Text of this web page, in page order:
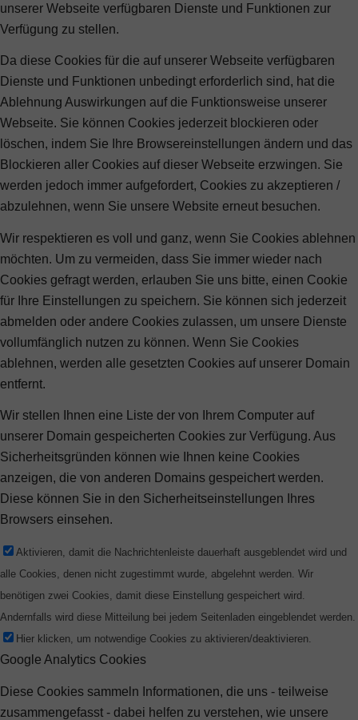
unserer Webseite verfügbaren Dienste und Funktionen zur
Verfügung zu stellen.
Da diese Cookies für die auf unserer Webseite verfügbaren
Dienste und Funktionen unbedingt erforderlich sind, hat die
Ablehnung Auswirkungen auf die Funktionsweise unserer
Webseite. Sie können Cookies jederzeit blockieren oder
löschen, indem Sie Ihre Browsereinstellungen ändern und das
Blockieren aller Cookies auf dieser Webseite erzwingen. Sie
werden jedoch immer aufgefordert, Cookies zu akzeptieren /
abzulehnen, wenn Sie unsere Website erneut besuchen.
Wir respektieren es voll und ganz, wenn Sie Cookies ablehnen
möchten. Um zu vermeiden, dass Sie immer wieder nach
Cookies gefragt werden, erlauben Sie uns bitte, einen Cookie
für Ihre Einstellungen zu speichern. Sie können sich jederzeit
abmelden oder andere Cookies zulassen, um unsere Dienste
vollumfänglich nutzen zu können. Wenn Sie Cookies
ablehnen, werden alle gesetzten Cookies auf unserer Domain
entfernt.
Wir stellen Ihnen eine Liste der von Ihrem Computer auf
unserer Domain gespeicherten Cookies zur Verfügung. Aus
Sicherheitsgründen können wie Ihnen keine Cookies
anzeigen, die von anderen Domains gespeichert werden.
Diese können Sie in den Sicherheitseinstellungen Ihres
Browsers einsehen.
Aktivieren, damit die Nachrichtenleiste dauerhaft ausgeblendet wird und
alle Cookies, denen nicht zugestimmt wurde, abgelehnt werden. Wir
benötigen zwei Cookies, damit diese Einstellung gespeichert wird.
Andernfalls wird diese Mitteilung bei jedem Seitenladen eingeblendet werden.
Hier klicken, um notwendige Cookies zu aktivieren/deaktivieren.
Google Analytics Cookies
Diese Cookies sammeln Informationen, die uns - teilweise
zusammengefasst - dabei helfen zu verstehen, wie unsere